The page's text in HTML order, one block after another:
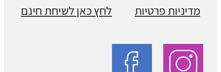
מדיניות פרטיות
לחץ כאן לשיחת חינם